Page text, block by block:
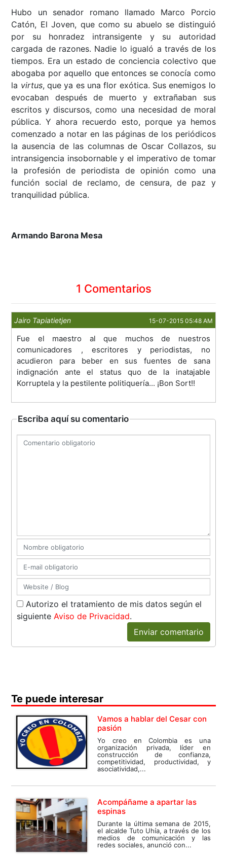
Hubo un senador romano llamado Marco Porcio
Catón, El Joven, que como su abuelo se distinguió
por su honradez intransigente y su autoridad
cargada de razones. Nadie lo igualó a través de los
tiempos. Era un estado de conciencia colectivo que
abogaba por aquello que entonces se conocía como
la virtus, que ya es una flor exótica. Sus enemigos lo
evocaban después de muerto y extrañaban sus
escritos y discursos, como una necesidad de moral
pública. Y ahora recuerdo esto, porque ya hemos
comenzado a notar en las páginas de los periódicos
la ausencia de las columnas de Oscar Collazos, su
intransigencia insobornable y el imperativo de tomar
la profesión de periodista de opinión como una
función social de reclamo, de censura, de paz y
tranquilidad pública.
Armando Barona Mesa
1 Comentarios
Jairo Tapiatietjen 15-07-2015 05:48 AM
Fue el maestro al que muchos de nuestros
comunicadores , escritores y periodistas, no
acudieron para beber en sus fuentes de sana
indignación ante el status quo de la inatajable
Korruptela y la pestilente politiquería... ¡Bon Sort!!
Escriba aquí su comentario
Autorizo el tratamiento de mis datos según el
siguienteAviso de Privacidad.
Enviar comentario
Te puede interesar
Vamos a hablar del Cesar con
pasión
Yo creo en Colombia es una
organización privada, líder en
construcción de confianza,
competitividad, productividad, y
asociatividad,...
Acompáñame a apartar las
espinas
Durante la última semana de 2015,
el alcalde Tuto Uhía, a través de los
medios de comunicación y las
redes sociales, anunció con...